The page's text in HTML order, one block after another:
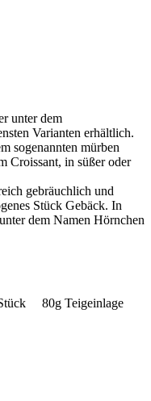
unter dem
Varianten erhältlich.
sogenannten mürben
Croissant, in süßer oder
gebräuchlich und
Stück Gebäck. In
dem Namen Hörnchen
80g Teigeinlage